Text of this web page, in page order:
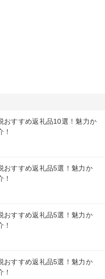
おすすめ返礼品10選！魅力か
おすすめ返礼品5選！魅力か
おすすめ返礼品5選！魅力か
おすすめ返礼品5選！魅力か